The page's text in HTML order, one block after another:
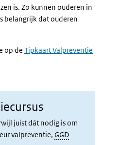
is. Zo kunnen ouderen in
belangrijk dat ouderen
op de Tipkaart Valpreventie
juist dát nodig is om
valpreventie, GGD